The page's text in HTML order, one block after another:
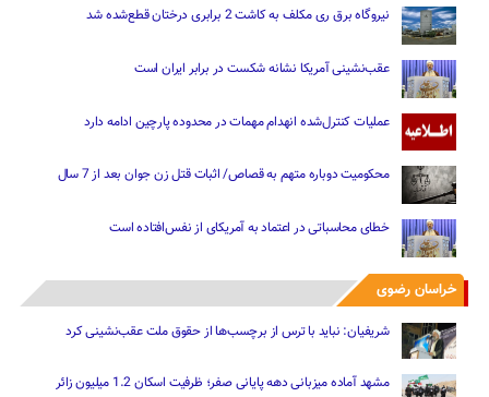
نیروگاه برق ری مکلف به کاشت 2 برابری درختان قطع‌شده شد
عقب‌نشینی آمریکا نشانه شکست در برابر ایران است
عملیات کنترل‌شده انهدام مهمات در محدوده پارچین ادامه دارد
محکومیت دوباره متهم به قصاص/ اثبات قتل زن جوان بعد از 7 سال
خطای محاسباتی در اعتماد به آمریکای از نفس‌افتاده است
خراسان رضوی
شریفیان: نباید با ترس از برچسب‌ها از حقوق ملت عقب‌نشینی کرد
مشهد آماده میزبانی دهه پایانی صفر؛ ظرفیت اسکان 1.2 میلیون زائر